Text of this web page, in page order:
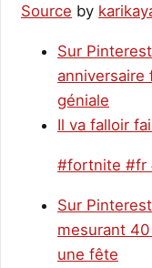
Source by
Sur
anniversaire
géniale
Il va falloir
#fortnite #fr
Sur
mesurant
une fête